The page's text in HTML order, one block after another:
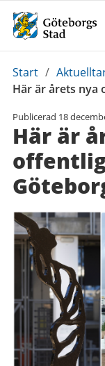
Du
är
Start /
Här är årets nya
Publicerad 18
Här är